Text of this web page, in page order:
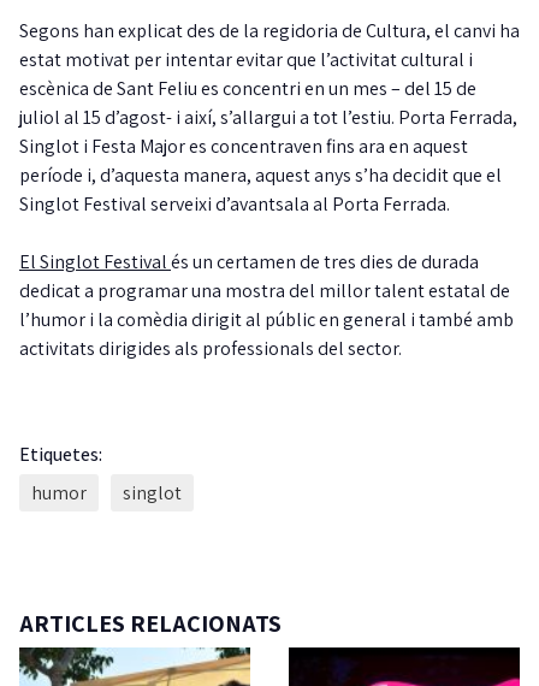
Segons han explicat des de la regidoria de Cultura, el canvi ha
estat motivat per intentar evitar que l’activitat cultural i
escènica de Sant Feliu es concentri en un mes – del 15 de
juliol al 15 d’agost- i així, s’allargui a tot l’estiu. Porta Ferrada,
Singlot i Festa Major es concentraven fins ara en aquest
període i, d’aquesta manera, aquest anys s’ha decidit que el
Singlot Festival serveixi d’avantsala al Porta Ferrada.
El Singlot Festivalés un certamen de tres dies de durada
dedicat a programar una mostra del millor talent estatal de
l’humor i la comèdia dirigit al públic en general i també amb
activitats dirigides als professionals del sector.
Etiquetes:
humor
singlot
ARTICLES RELACIONATS